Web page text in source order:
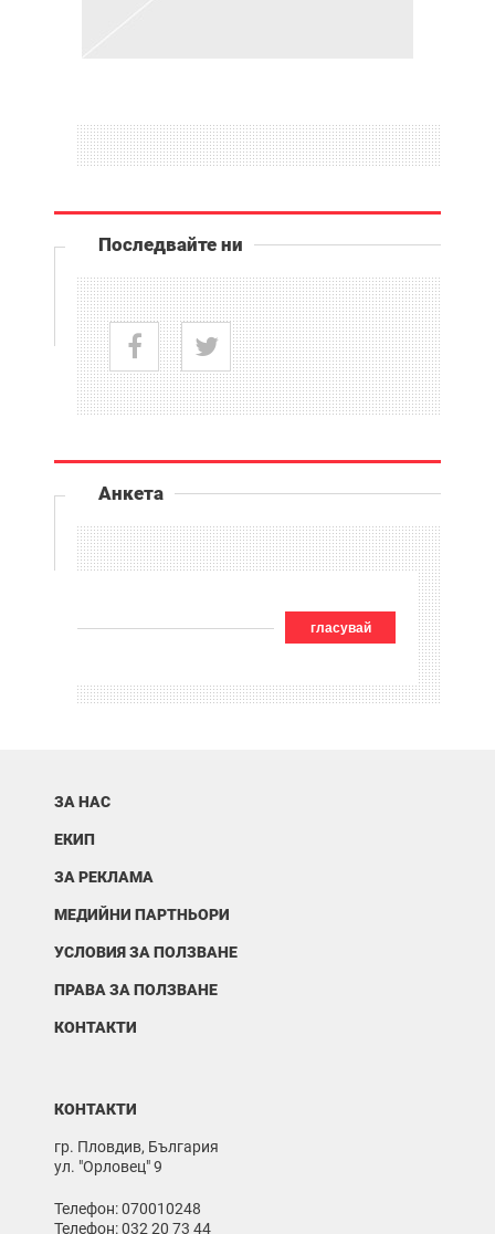
Последвайте ни
Анкета
гласувай
ЗА НАС
ЕКИП
ЗА РЕКЛАМА
МЕДИЙНИ ПАРТНЬОРИ
УСЛОВИЯ ЗА ПОЛЗВАНЕ
ПРАВА ЗА ПОЛЗВАНЕ
КОНТАКТИ
КОНТАКТИ
гр. Пловдив, България
ул. "Орловец" 9
Телефон: 070010248
Телефон: 032 20 73 44